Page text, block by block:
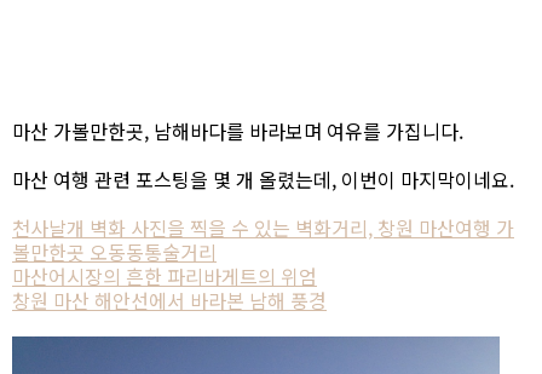
마산 가볼만한곳, 남해바다를 바라보며 여유를 가집니다.
마산 여행 관련 포스팅을 몇 개 올렸는데, 이번이 마지막이네요.
천사날개 벽화 사진을 찍을 수 있는 벽화거리, 창원 마산여행 가
볼만한곳 오동동통술거리
마산어시장의 흔한 파리바게트의 위엄
창원 마산 해안선에서 바라본 남해 풍경